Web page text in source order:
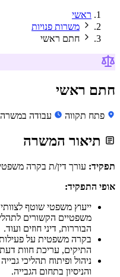
ראשי
משרות פנויות
חתם ראשי
חתם ראשי
פתח תקווה עבודה
תיאור המשרה
תפקיד: עורך דין/ת בקרה
אופי התפקיד:
ייעוץ משפטי שוטף
משפטיים הקשורים
הבוררות, דיני חוזים ועוד.
בקרה משפטית על
התיקים, עריכת חוות דעת
ניהול ופיתוח תהליכי
והניסיון בתחום הגבייה.